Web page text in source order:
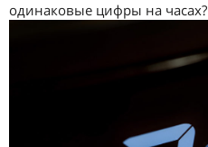
одинаковые цифры на часах?